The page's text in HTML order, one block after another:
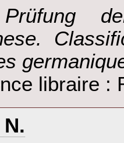
libraire :